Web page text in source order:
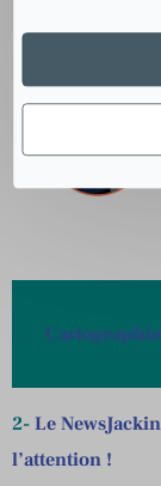
2- Le
l’attention !